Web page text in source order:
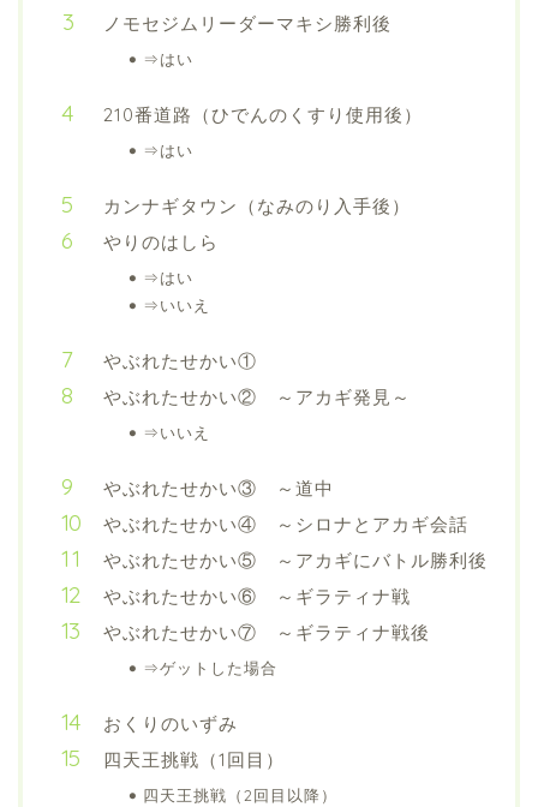
ノモセジムリーダーマキシ勝利後
⇒はい
210番道路（ひでんのくすり使用後）
⇒はい
カンナギタウン（なみのり入手後）
やりのはしら
⇒はい
⇒いいえ
やぶれたせかい①
やぶれたせかい② ～アカギ発見～
⇒いいえ
やぶれたせかい③ ～道中
やぶれたせかい④ ～シロナとアカギ会話
やぶれたせかい⑤ ～アカギにバトル勝利後
やぶれたせかい⑥ ～ギラティナ戦
やぶれたせかい⑦ ～ギラティナ戦後
⇒ゲットした場合
おくりのいずみ
四天王挑戦（1回目）
四天王挑戦（2回目以降）